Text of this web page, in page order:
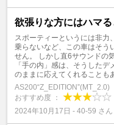
欲張りな方にはハマ
スポーティーというには非力
乗らないなど、この車はそう
せん。 しかし直6サウンドの
「手の内」感は、そうした
のままに応えてくれることも
AS200“Z_EDITION”(MT_2.0)
おすすめ度 ：
2024年10月17日 - 40-59 さん